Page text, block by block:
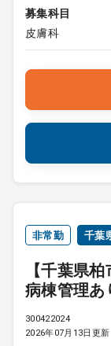
募集科目
皮膚科
非常勤 千葉
【千葉県
病棟管理あ
300422024
2026年07月13日更新